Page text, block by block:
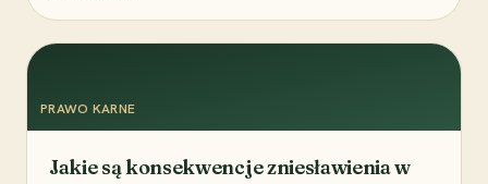
PRAWO KARNE
Jakie są konsekwencje zniesławienia w